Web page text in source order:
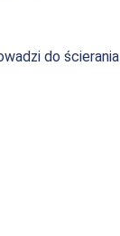
do ścierania